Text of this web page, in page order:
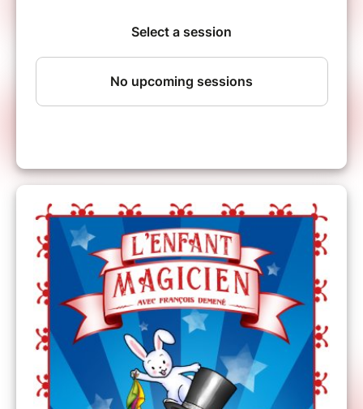
C'est un élément clé qui rend ce spectacle
est bien évidemment divertissant pour les
enfants, mais également très apprécié par les
Durée du spectacle : 1h00
Billet non annulable, non modifiable, non
remboursable.
Billet remboursable uniquement en cas
d'annulation ou report du spectacle.
Toute vos questions sur ce lien :FAQ
LES CATEGORIES
Carré d'or
Catégorie 1
Catégorie 2
Pour votre choix sur le plan cliquez sur "Voir le
plan"